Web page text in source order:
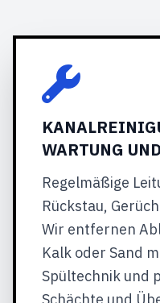
WARTUNG
Regelmäßige
Rückstau,
Wir entfernen
Kalk oder Sand
Spültechnik und